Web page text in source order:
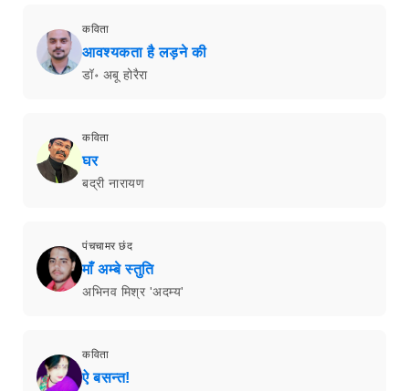
कविता
आवश्यकता है लड़ने की
डॉ॰ अबू होरैरा
कविता
घर
बद्री नारायण
पंचचामर छंद
माँ अम्बे स्तुति
अभिनव मिश्र 'अदम्य'
कविता
ऐ बसन्त!